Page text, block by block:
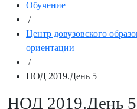
Обучение
/
Центр довузовского
ориентации
/
НОД 2019.День 5
НОД 2019.День 5